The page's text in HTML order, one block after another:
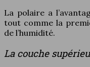
La polaire a
tout comme la
de l’humidité.
La couche